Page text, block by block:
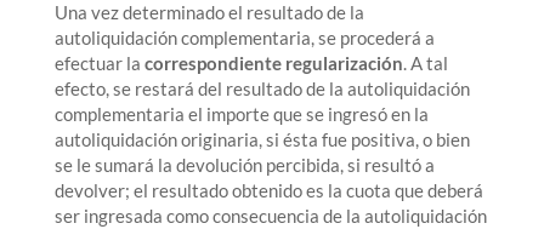
Una vez determinado el resultado de la
autoliquidación complementaria, se procederá a
efectuar la correspondiente regularización. A tal
efecto, se restará del resultado de la autoliquidación
complementaria el importe que se ingresó en la
autoliquidación originaria, si ésta fue positiva, o bien
se le sumará la devolución percibida, si resultó a
devolver; el resultado obtenido es la cuota que deberá
ser ingresada como consecuencia de la autoliquidación